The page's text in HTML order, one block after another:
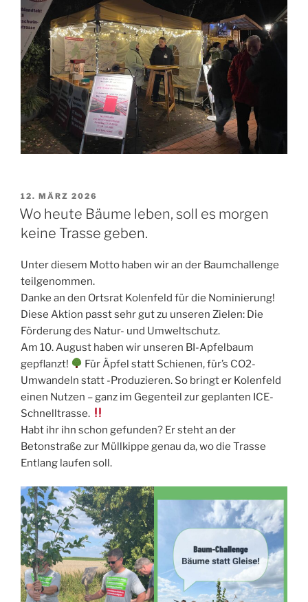
VERÖFFENTLICHT
AM
12. MÄRZ 2026
Wo heute Bäume leben, soll es morgen
keine Trasse geben.
Unter diesem Motto haben wir an der Baumchallenge
teilgenommen.
Danke an den Ortsrat Kolenfeld für die Nominierung!
Diese Aktion passt sehr gut zu unseren Zielen: Die
Förderung des Natur- und Umweltschutz.
Am 10. August haben wir unseren BI-Apfelbaum
gepflanzt!
Für Äpfel statt Schienen, für’s CO2-
Umwandeln statt -Produzieren. So bringt er Kolenfeld
einen Nutzen – ganz im Gegenteil zur geplanten ICE-
Schnelltrasse.
Habt ihr ihn schon gefunden? Er steht an der
Betonstraße zur Müllkippe genau da, wo die Trasse
Entlang laufen soll.